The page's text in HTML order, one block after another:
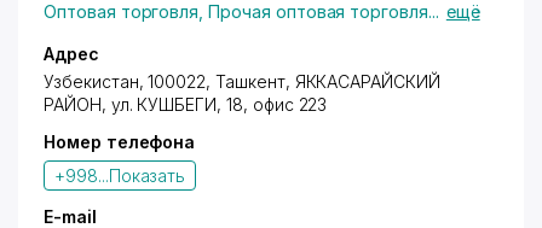
Оптовая торговля ,Прочая оптовая торговля... ещё
Адрес
Узбекистан, 100022, Ташкент, ЯККАСАРАЙСКИЙ
РАЙОН, ул. КУШБЕГИ, 18, офис 223
Номер телефона
+998...Показать
E-mail